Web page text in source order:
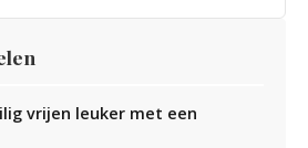
vrijen leuker met een